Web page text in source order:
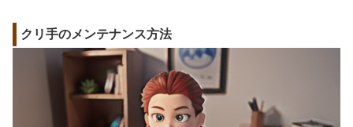
クリ手のメンテナンス方法